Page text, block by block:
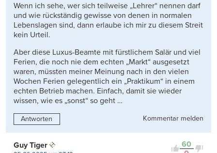
Wenn ich sehe, wer sich teilweise „Lehrer“ nennen darf
und wie rückständig gewisse von denen in normalen
Lebenslagen sind, dann erlaube ich mir zu diesem Streit
kein Urteil.
Aber diese Luxus-Beamte mit fürstlichem Salär und viel
Ferien, die noch nie dem echten „Markt“ ausgesetzt
waren, müssten meiner Meinung nach in den vielen
Wochen Ferien gelegentlich ein „Praktikum“ in einem
echten Betrieb machen. Einfach, damit sie wieder
wissen, wie es „sonst“ so geht …
Antworten Kommentar melden
60
Guy Tiger